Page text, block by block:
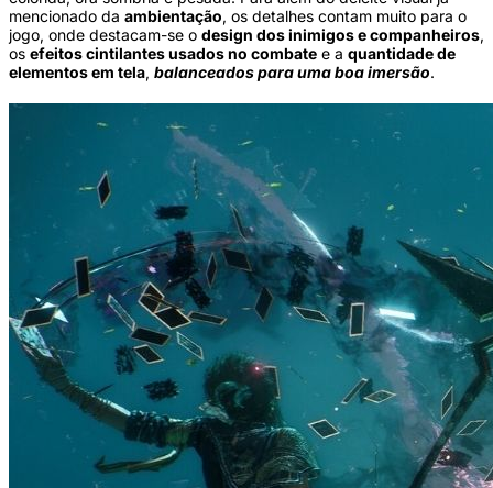
mencionado da ambientação, os detalhes contam muito para o
jogo, onde destacam-se o design dos inimigos e companheiros,
os efeitos cintilantes usados no combate e a quantidade de
elementos em tela, balanceados para uma boa imersão.